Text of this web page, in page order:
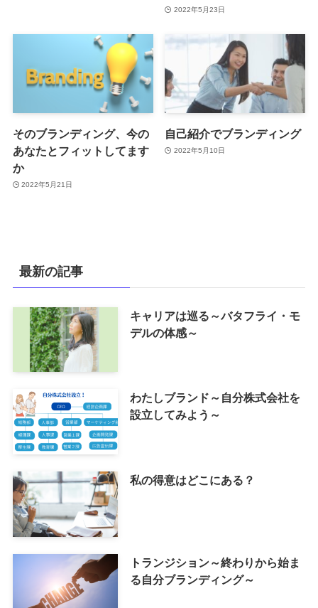
2022年5月23日
そのブランディング、今の
あなたとフィットしてます
か
2022年5月21日
自己紹介でブランディング
2022年5月10日
最新の記事
キャリアは巡る～バタフライ・モ
デルの体感～
わたしブランド～自分株式会社を
設立してみよう～
私の得意はどこにある？
トランジション～終わりから始ま
る自分ブランディング～